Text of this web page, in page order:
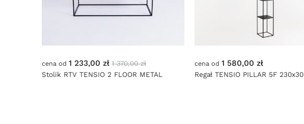
cena od 1 233,00 zł 1 370,00 zł
Stolik RTV TENSIO 2 FLOOR METAL
cena od 1 580,00 zł
Regał TENSIO PILLAR 5F 230x30